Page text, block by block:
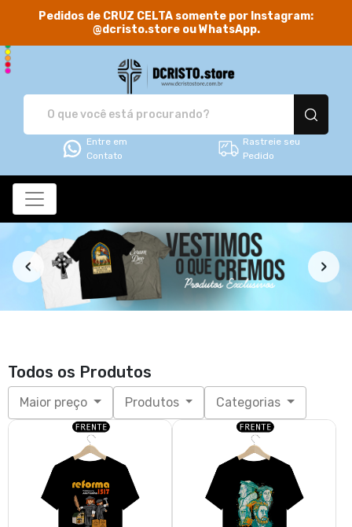
Pedidos de CRUZ CELTA somente por Instagram:
@dcristo.store ou WhatsApp.
Entre em
Contato
Rastreie seu
Pedido
Todos os Produtos
Maior preço Produtos Categorias